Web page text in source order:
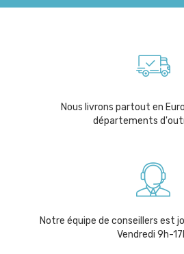
Nous livrons partout en
départements
Notre équipe de conseillers est
Vendredi 9h-